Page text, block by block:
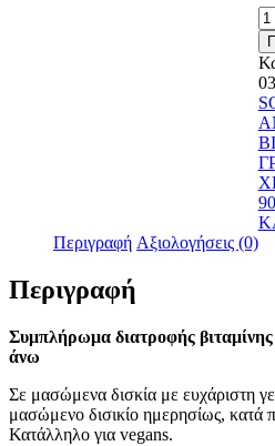
C
90
Περιγραφή Αξιολογήσεις (0)
Περιγραφή
Συμπλήρωμα διατροφής βιταμίνης
άνω
Σε μασώμενα δισκία με ευχάριστη
μασώμενο δισικίο ημερησίως, κατά
Κατάλληλο για vegans.